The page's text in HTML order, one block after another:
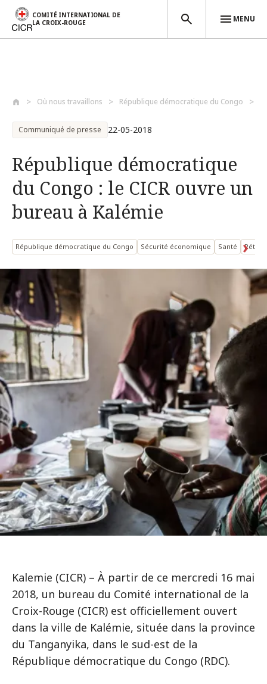
COMITÉ INTERNATIONAL DE
LA CROIX-ROUGE
MENU
Où nous travaillons République démocratique du Congo
Communiqué de presse 22-05-2018
République démocratique
du Congo : le CICR ouvre un
bureau à Kalémie
République démocratique du Congo Sécurité économique Santé
Kalemie (CICR) – À partir de ce mercredi 16 mai
2018, un bureau du Comité international de la
Croix-Rouge (CICR) est officiellement ouvert
dans la ville de Kalémie, située dans la province
du Tanganyika, dans le sud-est de la
République démocratique du Congo (RDC).